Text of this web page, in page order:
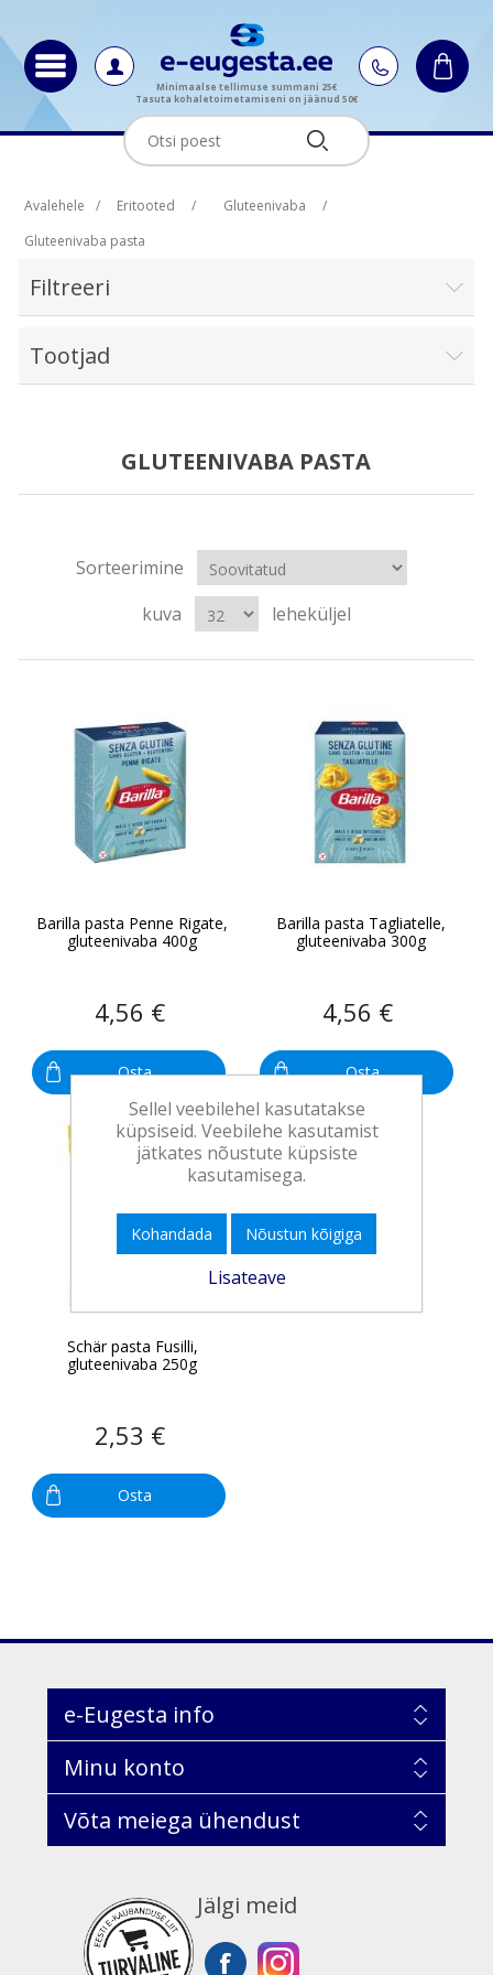
Minimaalse tellimuse summani 25€
Tasuta kohaletoimetamiseni on jäänud 50€
Avalehele / Eritooted / Gluteenivaba
/
Gluteenivaba pasta
Filtreeri
Tootjad
GLUTEENIVABA PASTA
Sorteerimine
kuva
leheküljel
Barilla pasta Penne Rigate,
gluteenivaba 400g
4,56 €
Osta
Barilla pasta Tagliatelle,
gluteenivaba 300g
4,56 €
Osta
Schär pasta Fusilli,
gluteenivaba 250g
2,53 €
Osta
e-Eugesta info
Minu konto
Võta meiega ühendust
Jälgi meid
Sellel veebilehel kasutatakse
küpsiseid. Veebilehe kasutamist
jätkates nõustute küpsiste
kasutamisega.
Kohandada Nõustun kõigiga
Lisateave